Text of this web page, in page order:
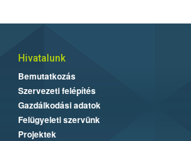
Hivatalunk
Bemutatkozás
Szervezeti felépítés
Gazdálkodási adatok
Felügyeleti szervünk
Projektek